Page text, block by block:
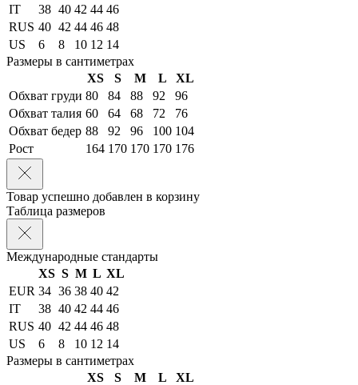
IT
38 40 42 44 46
RUS 40 42 44 46 48
US
6 8 10 12 14
Размеры в сантиметрах
XS
S M L
XL
Обхват груди 80 84 88 92
96
Обхват талия 60 64 68 72
76
Обхват бедер 88 92 96 100 104
Рост
164 170 170 170 176
Товар успешно добавлен в корзину
Таблица размеров
Международные стандарты
XS S M L XL
EUR 34 36 38 40 42
IT
38 40 42 44 46
RUS 40 42 44 46 48
US
6 8 10 12 14
Размеры в сантиметрах
XS
S M L XL